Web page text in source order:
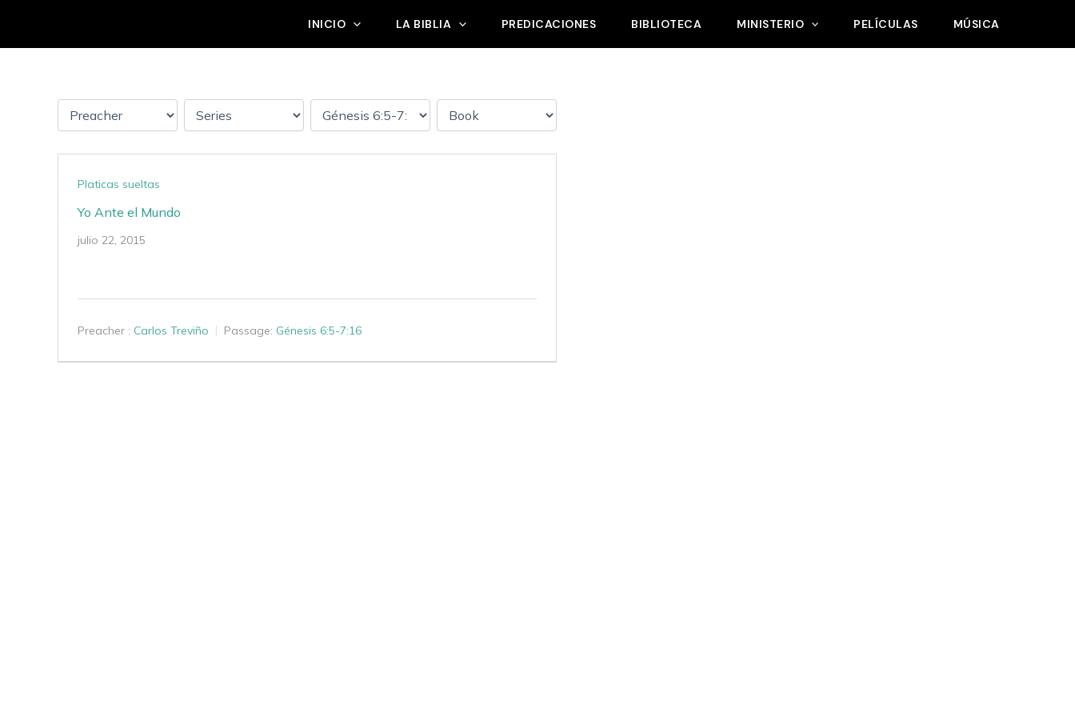
contenido
INICIO LA BIBLIA PREDICACIONES BIBLIOTECA MINISTERIO PELÍCULAS MÚSICA
Platicas sueltas
Yo Ante el Mundo
julio 22, 2015
Preacher : Carlos Treviño Passage: Génesis 6:5-7:16